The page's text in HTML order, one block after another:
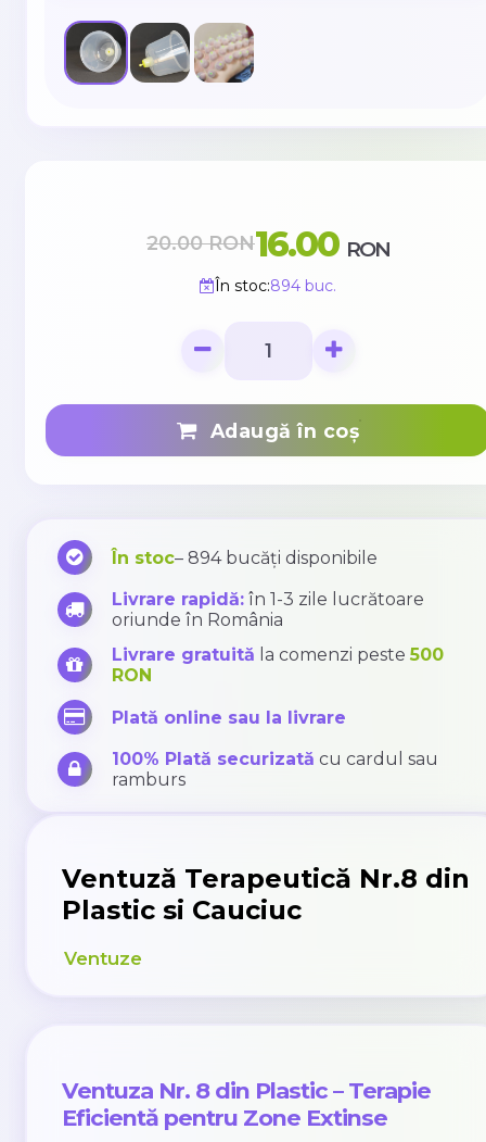
20.00RON16.00 RON
În stoc:894 buc.
Adaugă în coș
În stoc– 894 bucăți disponibile
Livrare rapidă:în 1-3 zile lucrătoare
oriunde în România
Livrare gratuită la comenzi peste500
RON
Plată online sau la livrare
100% Plată securizată cu cardul sau
ramburs
Ventuză Terapeutică Nr.8 din
Plastic si Cauciuc
Ventuze
Ventuza Nr. 8 din Plastic – Terapie
Eficientă pentru Zone Extinse